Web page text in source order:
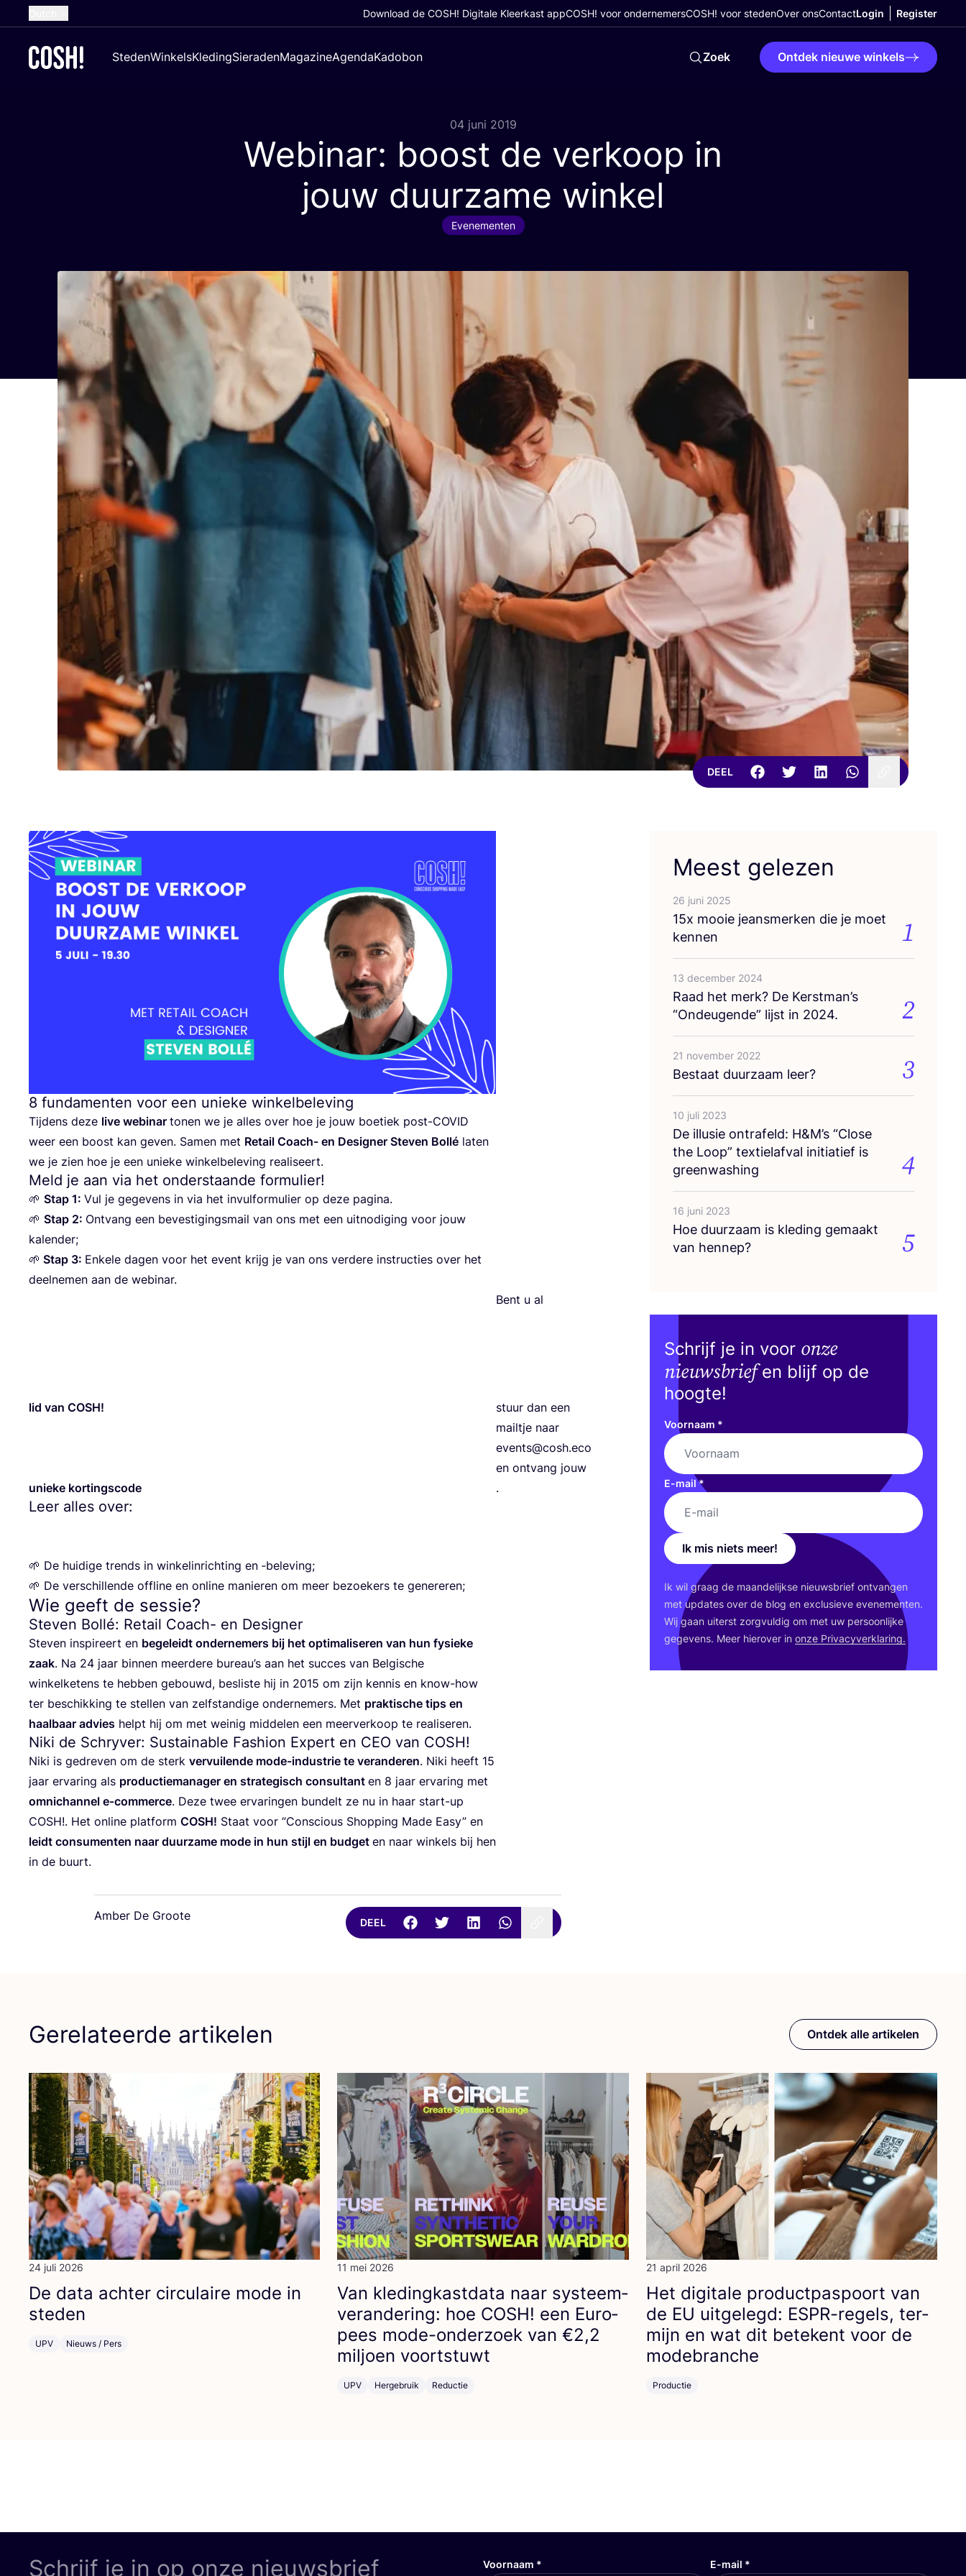
French
Download de COSH! Digitale Kleerkast appCOSH! voor ondernemersCOSH! voor stedenOver onsContactLogin Register
StedenWinkelsKledingSieradenMagazineAgendaKadobon Zoek Ontdek nieuwe winkels
04 juni 2019
Webinar: boost de verkoop in
jouw duurzame winkel
Evenementen
DEEL
8 fundamenten voor een unieke winkelbeleving
Tij­dens deze live webi­nar tonen we je alles over hoe je jouw boe­tiek post-COVID
weer een boost kan geven. Samen met Retail Coach- en Desig­ner Ste­ven Bol­lé laten
we je zien hoe je een unie­ke win­kel­be­le­ving realiseert.
Meld je aan via het onderstaande formulier!
🌱 Stap 1: Vul je gege­vens in via het invul­for­mu­lier op deze pagina.
🌱 Stap 2: Ont­vang een beves­ti­gings­mail van ons met een uit­no­di­ging voor jouw
kalender;
🌱 Stap 3: Enke­le dagen voor het event krijg je van ons ver­de­re instruc­ties over het
deel­ne­men aan de webinar.
Bent u al
lid van COSH!
stuur dan een
mail­tje naar
events@cosh.eco
en ont­vang jouw
unie­ke kor­tings­co­de
.
Leer alles over:
🌱 De hui­di­ge trends in win­kel­in­rich­ting en ‑bele­ving;
🌱 De ver­schil­len­de offli­ne en onli­ne manie­ren om meer bezoe­kers te genereren;
Wie geeft de sessie?
Steven Bollé: Retail Coach- en Designer
Ste­ven inspi­reert en bege­leidt onder­ne­mers bij het opti­ma­li­se­ren van hun fysie­ke
zaak. Na 24 jaar bin­nen meer­de­re bureau’s aan het suc­ces van Bel­gi­sche
win­kel­ke­tens te heb­ben gebouwd, beslis­te hij in 2015 om zijn ken­nis en know-how
ter beschik­king te stel­len van zelf­stan­di­ge onder­ne­mers. Met prak­ti­sche tips en
haal­baar advies helpt hij om met wei­nig mid­de­len een meer­ver­koop te realiseren.
Niki de Schryver: Sustainable Fashion Expert en CEO van COSH!
Niki is gedre­ven om de sterk ver­vui­len­de mode-indu­strie te ver­an­de­ren. Niki heeft 15
jaar erva­ring als pro­duc­tiema­na­ger en stra­te­gisch con­sul­tant en 8 jaar erva­ring met
omni­chan­nel e‑commerce. Deze twee erva­rin­gen bun­delt ze nu in haar start-up
COSH!. Het onli­ne plat­form COSH! Staat voor “Con­scious Shop­ping Made Easy” en
leidt con­su­men­ten naar duur­za­me mode in hun stijl en bud­get en naar win­kels bij hen
in de buurt.
Amber De Groote DEEL
Meest gelezen
26 juni 2025
15x mooie jeans­mer­ken die je moet
kennen
1
13 december 2024
Raad het merk? De Kerstman’s
“Ondeu­gen­de” lijst in 2024. 2
21 november 2022
Bestaat duur­zaam leer? 3
10 juli 2023
De illu­sie ont­ra­feld: H&M’s “Clo­se
the Loop” tex­tiel­af­val ini­ti­a­tief is
greenwashing
4
16 juni 2023
Hoe duur­zaam is kle­ding gemaakt
van hennep?
5
Schrijf je in voor onze
nieuwsbriefen blijf op de
hoogte!
Voornaam *
E-mail*
Ik mis niets meer!
Ik wil graag de maan­de­lijk­se nieuws­brief ont­van­gen
met upda­tes over de blog en exclu­sie­ve eve­ne­men­ten.
Wij gaan uiterst zorg­vul­dig om met uw per­soon­lij­ke
gege­vens. Meer hier­over in onze Pri­va­cy­ver­kla­ring.
Gerelateerde artikelen
24 juli 2026
De data ach­ter cir­cu­lai­re mode in
steden
UPV Nieuws / Pers
11 mei 2026
Van kle­ding­kast­da­ta naar sys­teem­
ver­an­de­ring: hoe COSH! een Euro­
pees mode-onder­zoek van €2,2
mil­joen voortstuwt
UPV Hergebruik Reductie
21 april 2026
Het digi­ta­le pro­duct­pas­poort van
de EU uit­ge­legd: ESPR-regels, ter­
mijn en wat dit bete­kent voor de
modebranche
Productie
Ontdek alle artikelen
Schrijf je in op onze nieuwsbrief Voornaam * E-mail *